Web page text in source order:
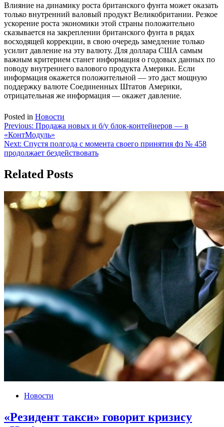
Влияние на динамику роста британского фунта может оказать
только внутренний валовый продукт Великобритании. Резкое
ускорение роста экономики этой страны положительно
сказывается на закреплении британского фунта в рядах
восходящей коррекции, в свою очередь замедление только
усилит давление на эту валюту. Для доллара США самым
важным критерием станет информация о годовых данных по
поводу внутреннего валового продукта Америки. Если
информация окажется положительной — это даст мощную
поддержку валюте Соединенных Штатов Америки,
отрицательная же информация — окажет давление.
Posted in Новости
Навигация
по
записям
Previous: Продажа новых и б/у блок-контейнеров — в
«КонтМодуль»
Next: Спустя полгода с момента своего принятия фз № 458
продолжает бездействовать
Related Posts
Новости
«Резидент такси» говорит кризису